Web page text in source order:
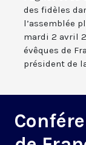
des fidèles
l’assemblée
mardi 2 avril
évêques de
président de